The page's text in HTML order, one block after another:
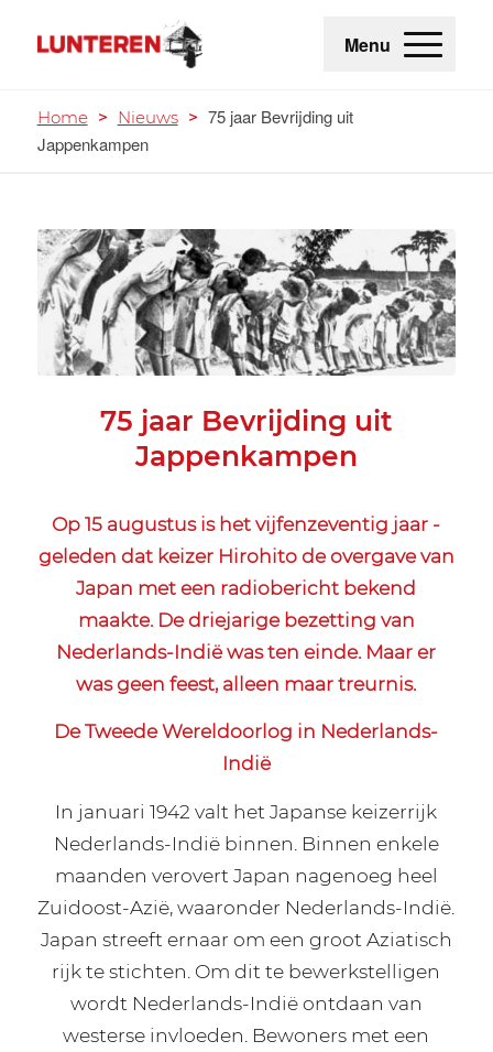
Menu
Home > Nieuws > 75 jaar Bevrijding uit
Jappenkampen
75 jaar Bevrijding uit
Jappenkampen
Op 15 augustus is het vijfenzeventig jaar ­
geleden dat keizer Hirohito de overgave van
Japan met een radiobericht bekend
maakte. De driejarige bezetting van
Nederlands-Indië was ten einde. Maar er
was geen feest, alleen maar treurnis.
De Tweede Wereldoorlog in Nederlands-
Indië
In januari 1942 valt het Japanse keizerrijk
Nederlands-Indië binnen. Binnen enkele
maanden verovert Japan nagenoeg heel
Zuidoost-Azië, waaronder Nederlands-Indië.
Japan streeft ernaar om een groot Aziatisch
rijk te stichten. Om dit te bewerkstelligen
wordt Nederlands-Indië ontdaan van
westerse invloeden. Bewoners met een